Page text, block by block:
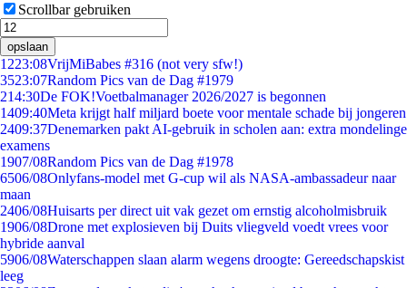
Scrollbar gebruiken
opslaan
1223:08VrijMiBabes #316 (not very sfw!)
3523:07Random Pics van de Dag #1979
214:30De FOK!Voetbalmanager 2026/2027 is begonnen
1409:40Meta krijgt half miljard boete voor mentale schade bij jongeren
2409:37Denemarken pakt AI-gebruik in scholen aan: extra mondelinge
examens
1907/08Random Pics van de Dag #1978
6506/08Onlyfans-model met G-cup wil als NASA-ambassadeur naar
maan
2406/08Huisarts per direct uit vak gezet om ernstig alcoholmisbruik
1906/08Drone met explosieven bij Duits vliegveld voedt vrees voor
hybride aanval
5906/08Waterschappen slaan alarm wegens droogte: Gereedschapskist
leeg